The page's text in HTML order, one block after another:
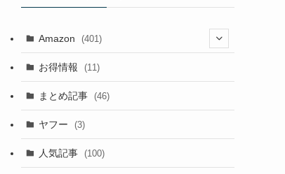
Amazon (401)
お得情報 (11)
まとめ記事 (46)
ヤフー (3)
人気記事 (100)